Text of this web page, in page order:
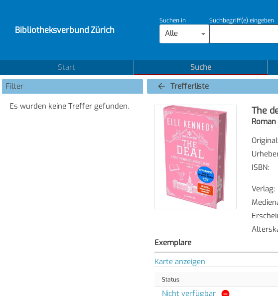
Bibliotheksverbund Zürich
Suchen in
Alle
Suchbegriff(e) eingeben
Start Suche
Filter
Es wurden keine Treffer gefunden.
Trefferliste
The
Roman
ISBN:
Verlag:
Exemplare
Karte anzeigen
Status
Nicht verfügbar